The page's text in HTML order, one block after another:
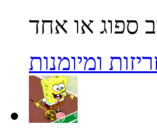
ומיומנות